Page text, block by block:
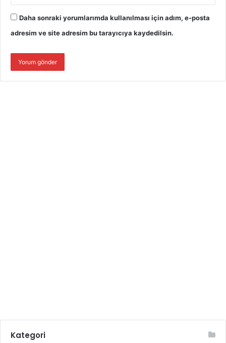
Daha sonraki yorumlarımda kullanılması için adım, e-posta
adresim ve site adresim bu tarayıcıya kaydedilsin.
Kategori